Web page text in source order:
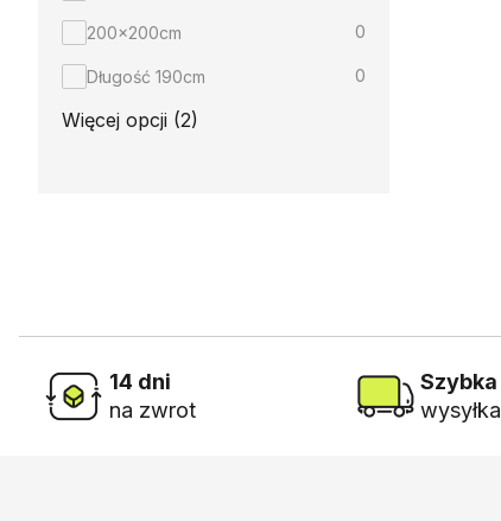
200x200cm 0
Długość 190cm 0
Więcej opcji (2)
14 dni
na zwrot
Szybka
wysyłka